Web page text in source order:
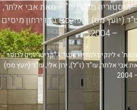
היסטוריה מודרנית" – מאת אבי אלתר,
(יועץ מס) – פורסם בדו ירחון מיסים
– 2004
»לינקים למדיה סנטר»"קריטריונים לכופר
אבי אלתר, עו"ד (ז"ל); ירון אלי, עו"ד (יועץ מס)